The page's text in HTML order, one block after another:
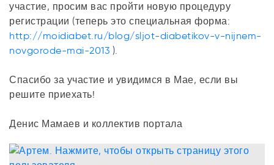
участие, просим вас пройти новую процедуру
регистрации (теперь это специальная форма:
http://moidiabet.ru/blog/sljot-diabetikov-v-nijnem-
novgorode-mai-2013 ).
Спасибо за участие и увидимся в Мае, если вы
решите приехать!
Денис Мамаев и коллектив портала